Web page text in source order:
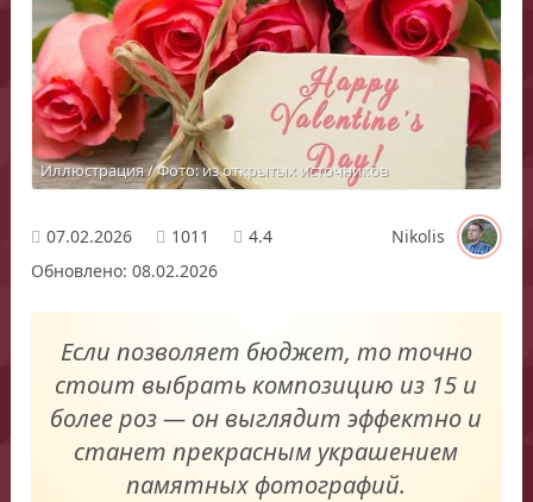
Иллюстрация / Фото: из открытых источников
07.02.2026 1011 4.4
Nikolis
Обновлено: 08.02.2026
Если позволяет бюджет, то точно
стоит выбрать композицию из 15 и
более роз — он выглядит эффектно и
станет прекрасным украшением
памятных фотографий.